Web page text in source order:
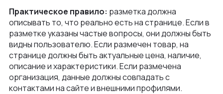
Практическое правило: разметка должна
описывать то, что реально есть на странице. Если в
разметке указаны частые вопросы, они должны быть
видны пользователю. Если размечен товар, на
странице должны быть актуальные цена, наличие,
описание и характеристики. Если размечена
организация, данные должны совпадать с
контактами на сайте и внешними профилями.